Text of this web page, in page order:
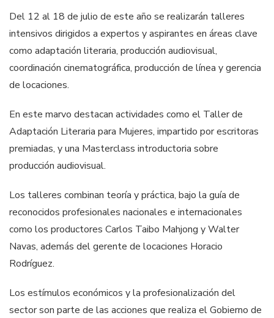
Del 12 al 18 de julio de este año se realizarán talleres
intensivos dirigidos a expertos y aspirantes en áreas clave
como adaptación literaria, producción audiovisual,
coordinación cinematográfica, producción de línea y gerencia
de locaciones.
En este marvo destacan actividades como el Taller de
Adaptación Literaria para Mujeres, impartido por escritoras
premiadas, y una Masterclass introductoria sobre
producción audiovisual.
Los talleres combinan teoría y práctica, bajo la guía de
reconocidos profesionales nacionales e internacionales
como los productores Carlos Taibo Mahjong y Walter
Navas, además del gerente de locaciones Horacio
Rodríguez.
Los estímulos económicos y la profesionalización del
sector son parte de las acciones que realiza el Gobierno de